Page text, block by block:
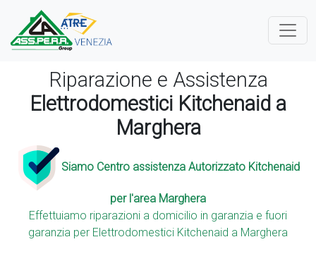
Riparazione e Assistenza
Elettrodomestici Kitchenaid a
Marghera
Siamo Centro assistenza Autorizzato Kitchenaid
per l'area Marghera
Effettuiamo riparazioni a domicilio in garanzia e fuori
garanzia per Elettrodomestici Kitchenaid a Marghera